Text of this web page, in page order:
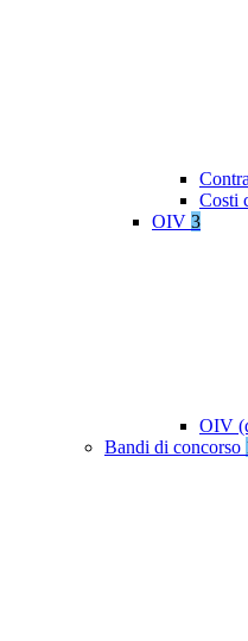
Costi
OIV 3
OIV
Bandi di concorso